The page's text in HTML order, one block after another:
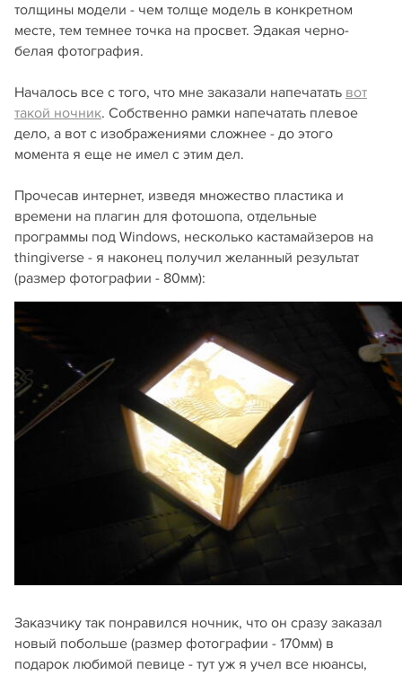
толщины модели - чем толще модель в конкретном
месте, тем темнее точка на просвет. Эдакая черно-
белая фотография.
Началось все с того, что мне заказали напечатать вот
такой ночник. Собственно рамки напечатать плевое
дело, а вот с изображениями сложнее - до этого
момента я еще не имел с этим дел.
Прочесав интернет, изведя множество пластика и
времени на плагин для фотошопа, отдельные
программы под Windows, несколько кастамайзеров на
thingiverse - я наконец получил желанный результат
(размер фотографии - 80мм):
Заказчику так понравился ночник, что он сразу заказал
новый побольше (размер фотографии - 170мм) в
подарок любимой певице - тут уж я учел все нюансы,